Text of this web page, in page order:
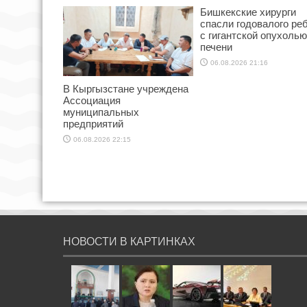
В Кыргызстане учреждена
Ассоциация
муниципальных
предприятий
06.08.2026 22:15
Бишкекские хирурги
спасли годовалого
с гигантской опухолью
печени
06.08.2026 21:16
НОВОСТИ В КАРТИНКАХ